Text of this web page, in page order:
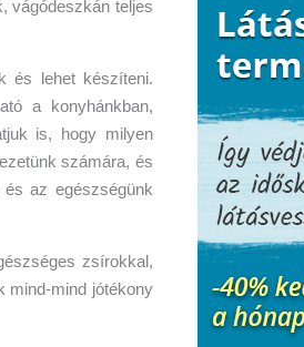
és lehet készíteni.
a konyhánkban,
is, hogy milyen
számára, és
és az egészségünk
zsírokkal,
mind-mind jótékony